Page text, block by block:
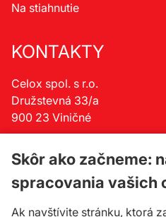
Na stiahnutie
KONTAKTY
Celox spol. s r.o.
Družstevná 33/a
900 23 Viničné
telefón:
+421 33 647 65 73
celox@celox.sk
Skôr ako začneme:
spracovania vašich
Ak navštívite stránku, ktorá